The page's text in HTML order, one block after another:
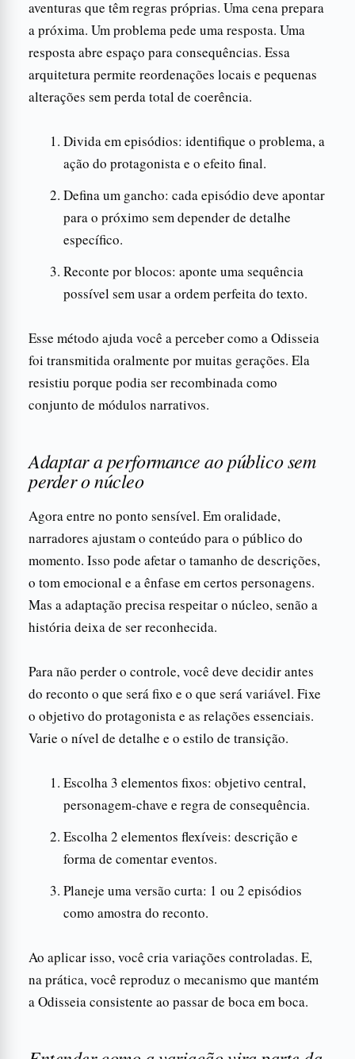
aventuras que têm regras próprias. Uma cena prepara
a próxima. Um problema pede uma resposta. Uma
resposta abre espaço para consequências. Essa
arquitetura permite reordenações locais e pequenas
alterações sem perda total de coerência.
Divida em episódios: identifique o problema, a
ação do protagonista e o efeito final.
Defina um gancho: cada episódio deve apontar
para o próximo sem depender de detalhe
específico.
Reconte por blocos: aponte uma sequência
possível sem usar a ordem perfeita do texto.
Esse método ajuda você a perceber como a Odisseia
foi transmitida oralmente por muitas gerações. Ela
resistiu porque podia ser recombinada como
conjunto de módulos narrativos.
Adaptar a performance ao público sem
perder o núcleo
Agora entre no ponto sensível. Em oralidade,
narradores ajustam o conteúdo para o público do
momento. Isso pode afetar o tamanho de descrições,
o tom emocional e a ênfase em certos personagens.
Mas a adaptação precisa respeitar o núcleo, senão a
história deixa de ser reconhecida.
Para não perder o controle, você deve decidir antes
do reconto o que será fixo e o que será variável. Fixe
o objetivo do protagonista e as relações essenciais.
Varie o nível de detalhe e o estilo de transição.
Escolha 3 elementos fixos: objetivo central,
personagem-chave e regra de consequência.
Escolha 2 elementos flexíveis: descrição e
forma de comentar eventos.
Planeje uma versão curta: 1 ou 2 episódios
como amostra do reconto.
Ao aplicar isso, você cria variações controladas. E,
na prática, você reproduz o mecanismo que mantém
a Odisseia consistente ao passar de boca em boca.